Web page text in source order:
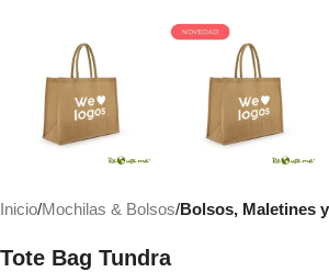
Inicio Mochilas & Bolsos Bolsos, Maletines
Tote Bag Tundra